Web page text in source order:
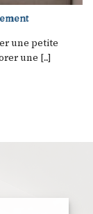
une petite
une [...]